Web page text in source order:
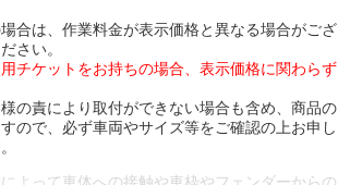
合は、作業料金が表示価格と異なる場合がござ
さい。
チケットをお持ちの場合、表示価格に関わらず
の責により取付ができない場合も含め、商品の
ので、必ず車両やサイズ等をご確認の上お申し
よって車体への接触や車枠やフェンダーからの